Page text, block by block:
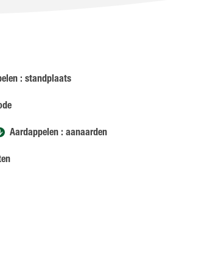
: standplaats
Aardappelen : aanaarden